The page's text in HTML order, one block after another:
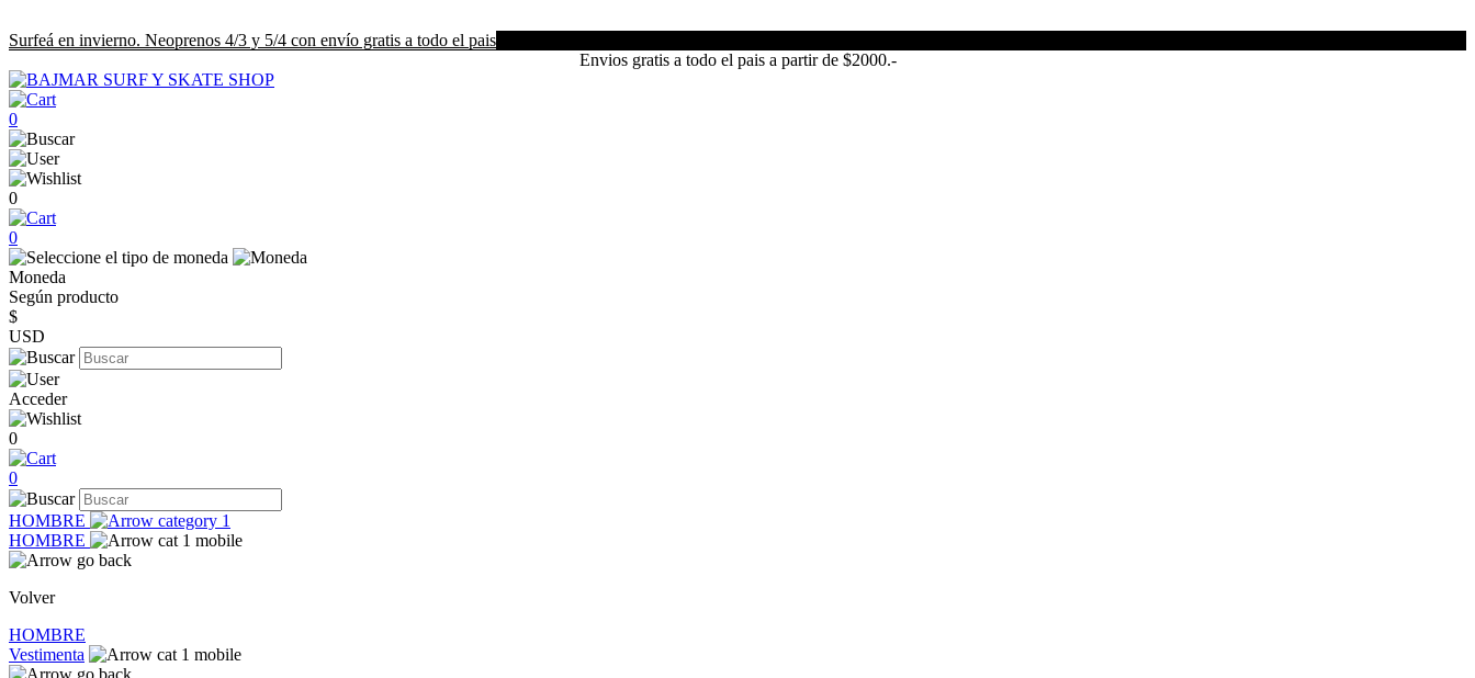
Surfeá en invierno. Neoprenos 4/3 y 5/4 con envío gratis a todo el pais
Envios gratis a todo el pais a partir de $2000.-
0
0
0
Moneda
Según producto
$
USD
Acceder
0
0
HOMBRE
HOMBRE
Volver
HOMBRE
Vestimenta